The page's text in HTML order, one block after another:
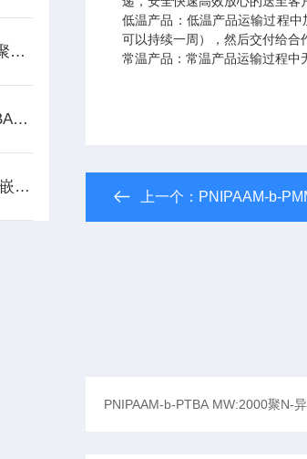
PS/mPEG标记修饰的嵌段共聚物百种以上
可降解三嵌段共聚物PLLA-PBA-PLLA研究
P3HT 导电聚合物共聚物产品嵌段共聚物（PS/PCL/P4VP）
低温产品：低温产品运输过程
可以持续一周），然后交付给合
常温产品：常温产品运输过程中
上一个： PNIPAAM-b-PMMA